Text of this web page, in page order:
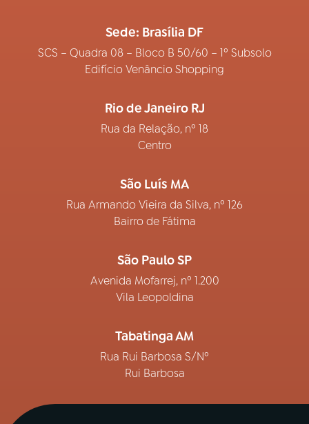
Sede: Brasília DF
SCS – Quadra 08 – Bloco B 50/60 – 1º Subsolo
Edifício Venâncio Shopping
Rio de Janeiro RJ
Rua da Relação, nº 18
Centro
São Luís MA
Rua Armando Vieira da Silva, nº 126
Bairro de Fátima
São Paulo SP
Avenida Mofarrej, nº 1.200
Vila Leopoldina
Tabatinga AM
Rua Rui Barbosa S/Nº
Rui Barbosa